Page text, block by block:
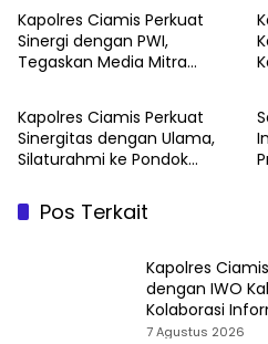
Kapolres Ciamis Perkuat
Sinergi dengan PWI,
Tegaskan Media Mitra
Kapolres Ciamis Perkuat
Sinergitas dengan Ulama,
Silaturahmi ke Pondok
Bangunsirna
Pos Terkait
Kapolres
dengan IWO
Kolaborasi
Kamtibmas
7 Agustus 2026